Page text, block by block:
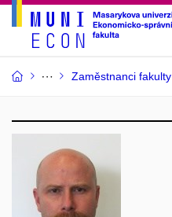
Zaměstnanci fakulty